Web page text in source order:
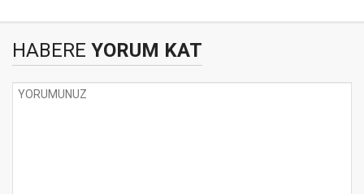
HABERE YORUM KAT